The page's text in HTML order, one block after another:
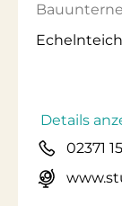
Details
02371